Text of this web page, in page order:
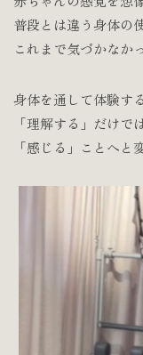
普段とは違う身体の
これまで気づかなか
身体を通して体験す
「理解する」だけで
「感じる」ことへと